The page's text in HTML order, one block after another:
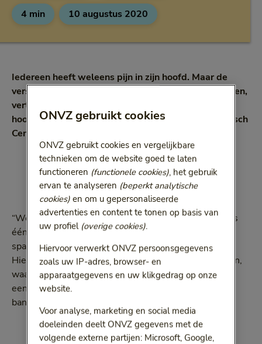
Leestijd:
4 min4 minuten10 augustus 2020
Iedereen heeft weleens pijn in zijn hoofd. Maar de
verschijningsvormen zijn net zo divers als de oorzaken,
vertelt neuroloog Gisela Terwindt, hoofd van de
hoofdpijnpolikliniek van het Leids Universitair Medisch
Centrum (LUMC).
“We praten wel over hoofdpijn, maar er is niet slechts
één soort hoofdpijn. De belangrijkste vormen zijn
spanningshoofdpijn, migraine en clusterhoofdpijn.
Hiervan is de meest voorkomende spanningshoofdpijn,
waar iedereen weleens last van heeft. Deze voelt als
een doffe, zeurende pijn in het hele hoofd of als een
band om het hoofd.”
ONVZ gebruikt cookies
ONVZ gebruikt cookies en vergelijkbare
technieken om de website goed te laten
functioneren (functionele cookies), het gebruik
ervan te analyseren (beperkt analytische
cookies)en om u gepersonaliseerde
advertenties en content te tonen op basis van
uw profiel (overige cookies).
Hiervoor verwerkt ONVZ persoonsgegevens
zoals uw IP-adres, browser- en
apparaatgegevens en uw klikgedrag op onze
website.
Voor analyse, marketing en social media
doeleinden deelt ONVZ gegevens met de
volgende externe partijen: Microsoft, Google,